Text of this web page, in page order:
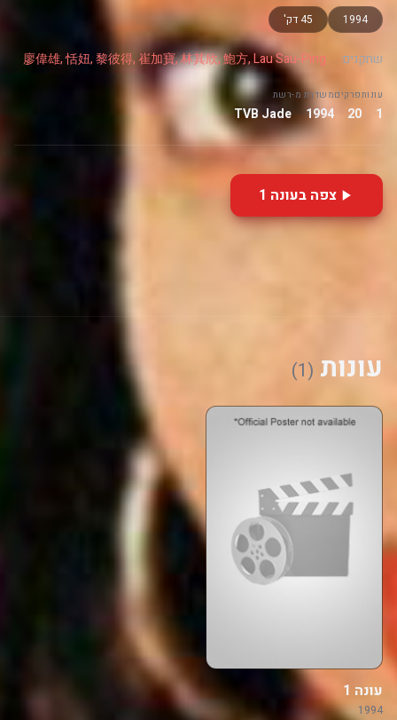
1994 45 דק'
שחקנים: 廖偉雄, 恬妞, 黎彼得, 崔加寶, 林其欣, 鮑方, Lau Sau-Ping
עונות
1
פרקים
20
משדרת מ-
1994
רשת
TVB Jade
צפה בעונה 1
עונות (1)
עונה 1
1994